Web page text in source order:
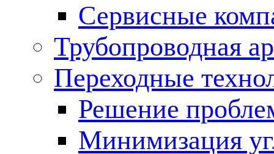
Сервисные
Трубопроводная
Переходные
Решение
Минимизация